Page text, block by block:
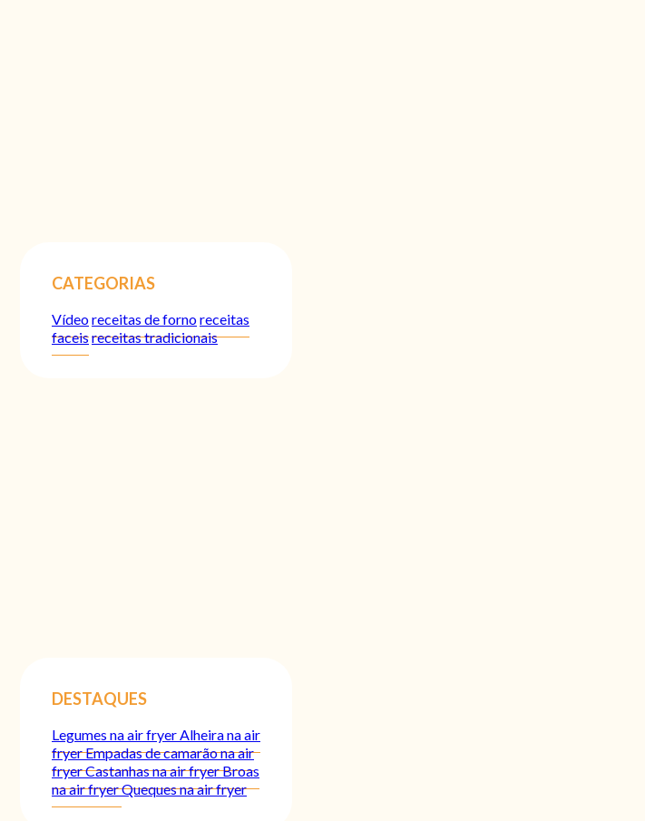
CATEGORIAS
Vídeoreceitas de fornoreceitas
faceisreceitas tradicionais
DESTAQUES
Legumes na air fryerAlheira na air
fryerEmpadas de camarão na air
fryerCastanhas na air fryerBroas
na air fryerQueques na air fryer